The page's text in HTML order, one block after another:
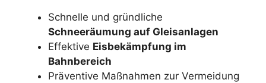
Schnelle und gründliche
Schneeräumung auf Gleisanlagen
Effektive Eisbekämpfung im
Bahnbereich
Präventive Maßnahmen zur Vermeidung